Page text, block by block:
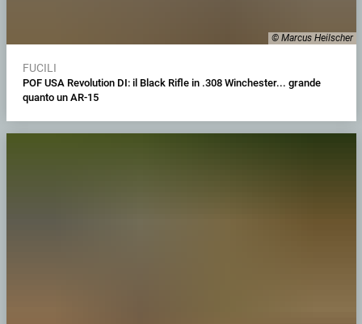
© Marcus Heilscher
FUCILI
POF USA Revolution DI: il Black Rifle in .308 Winchester... grande
quanto un AR-15